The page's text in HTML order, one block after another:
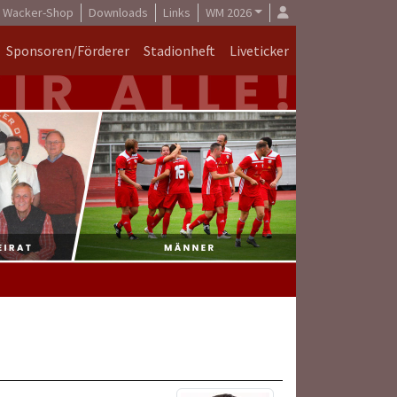
Wacker-Shop Downloads Links WM 2026
Sponsoren/Förderer Stadionheft Liveticker